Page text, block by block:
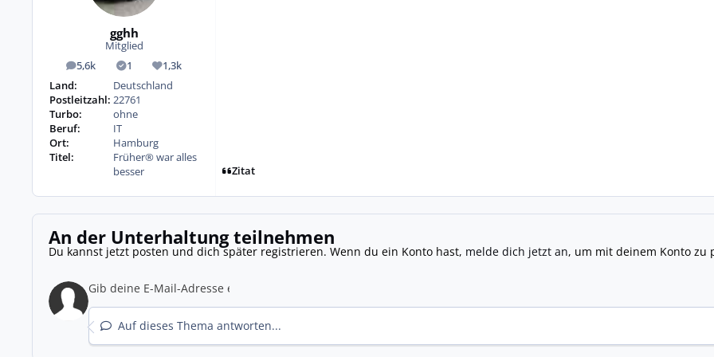
gghh
Mitglied
5,6k
Beiträge 1
Lösungen1,3k
Reputation
Land:
Deutschland
Postleitzahl: 22761
Turbo:
ohne
Beruf:
IT
Ort:
Hamburg
Titel:
Früher® war alles
besser
Zitat
An der Unterhaltung teilnehmen
Du kannst jetzt posten und dich später registrieren. Wenn du ein Konto hast, melde dich jetzt an, um mit deinem Konto zu
Auf dieses Thema antworten...